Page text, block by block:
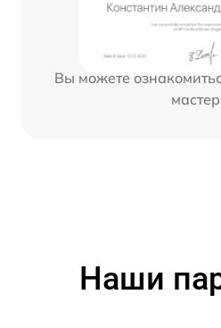
Вы можете
Наши